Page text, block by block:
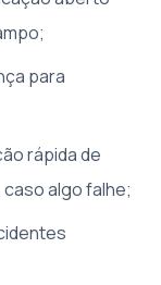
para
rápida de
algo falhe;